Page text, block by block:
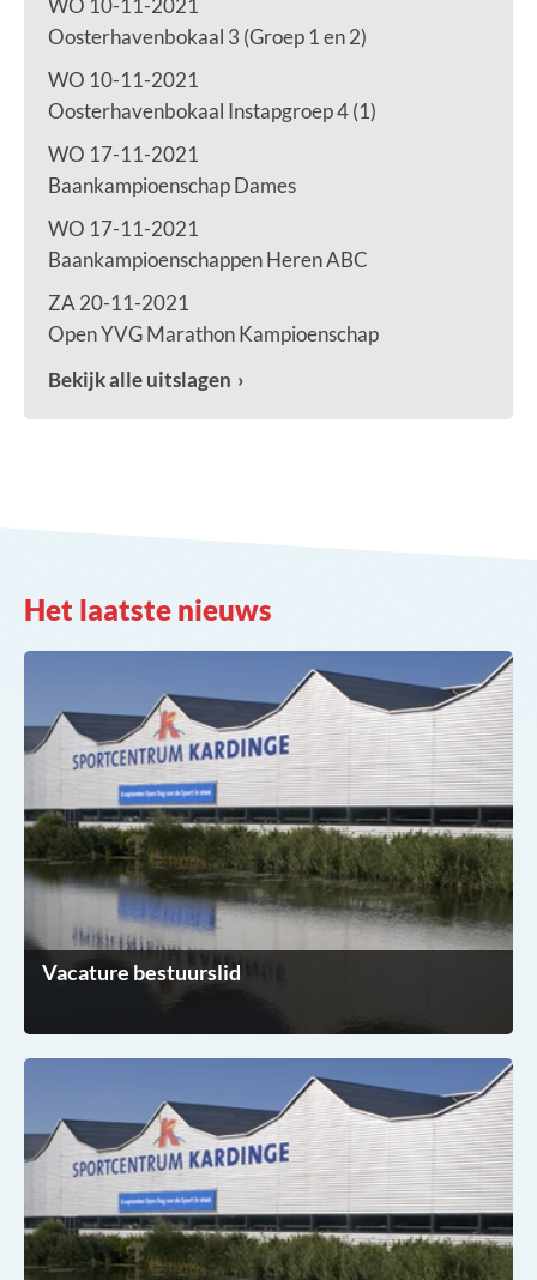
WO 10-11-2021
Oosterhavenbokaal 3 (Groep 1 en 2)
WO 10-11-2021
Oosterhavenbokaal Instapgroep 4 (1)
WO 17-11-2021
Baankampioenschap Dames
WO 17-11-2021
Baankampioenschappen Heren ABC
ZA 20-11-2021
Open YVG Marathon Kampioenschap
Bekijk alle uitslagen
Het laatste nieuws
Vacature bestuurslid